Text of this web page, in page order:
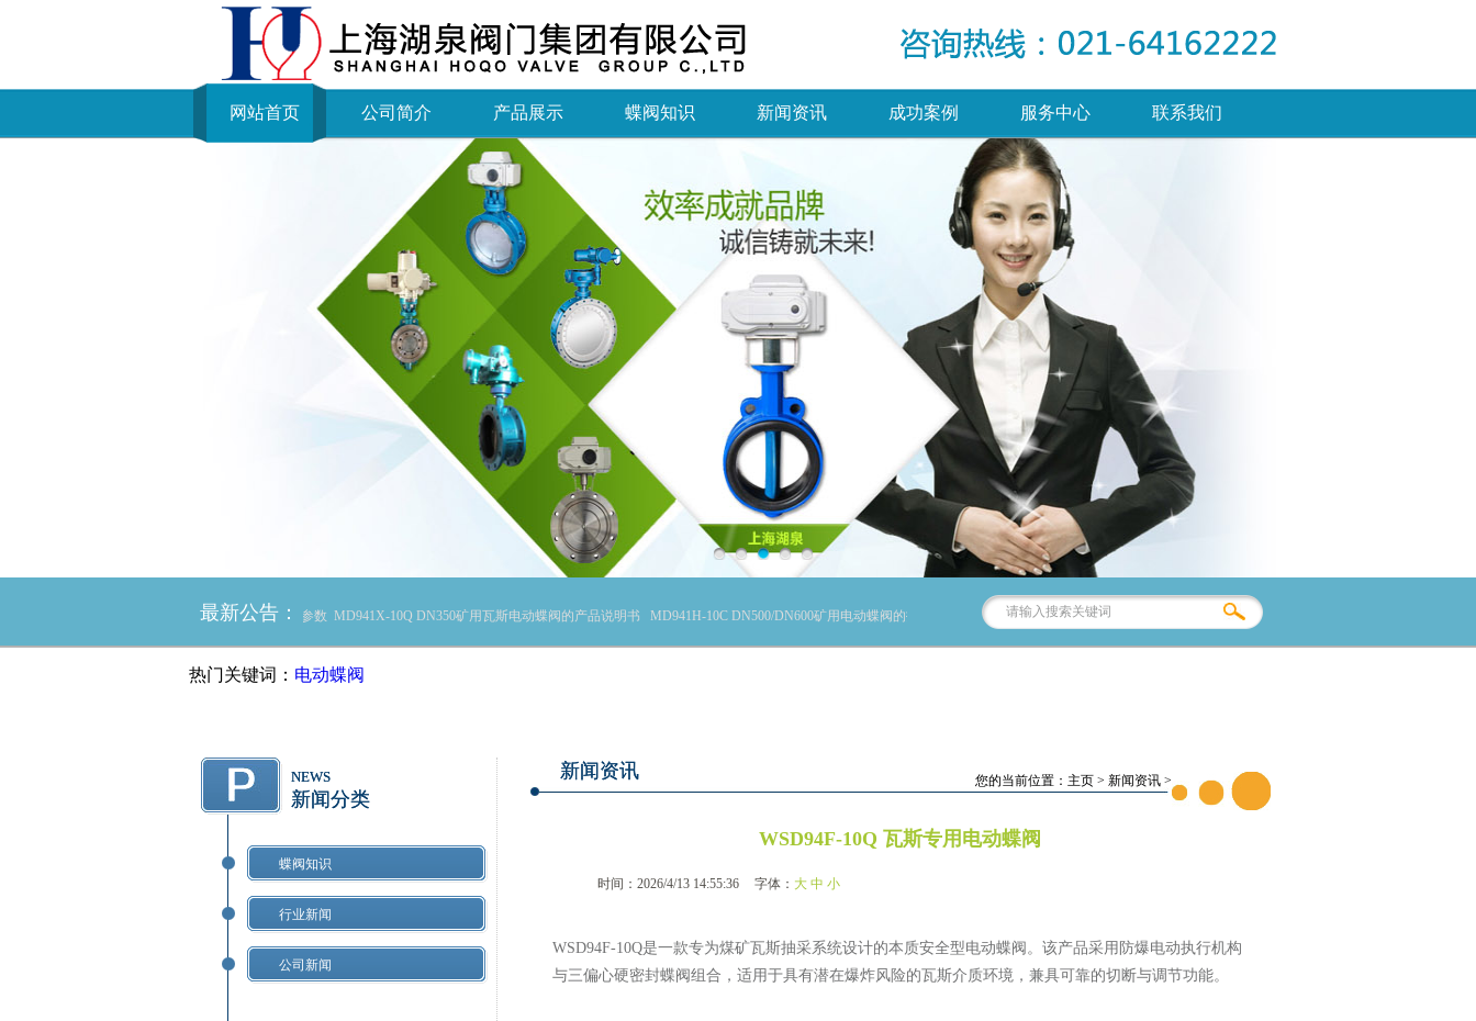
网站首页 公司简介 产品展示 蝶阀知识 新闻资讯 成功案例 服务中心 联系我们
最新公告：
MD941H-10C DN500/DN600矿用电动蝶阀的技术参数 MD941X-10Q DN350矿用瓦斯电动蝶阀的产品说明书 MD941H-10C DN500/DN600矿用电动蝶阀的技术参数
热门关键词： 电动蝶阀
NEWS
新闻分类
蝶阀知识
行业新闻
公司新闻
新闻资讯 您的当前位置： 主页 > 新闻资讯 >
WSD94F-10Q 瓦斯专用电动蝶阀
时间：2026/4/13 14:55:36 字体： 大 中 小
WSD94F-10Q是一款专为煤矿瓦斯抽采系统设计的本质安全型电动蝶阀。该产品采用防爆电动执行机构
与三偏心硬密封蝶阀组合，适用于具有潜在爆炸风险的瓦斯介质环境，兼具可靠的切断与调节功能。